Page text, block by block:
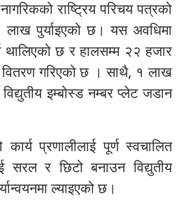
राष्ट्रिय परिचय पत्रको
पुर्याइएको छ। यस अवधिमा
थालिएको छ र हालसम्म २२ हजार
वितरण गरिएको छ । साथै, १ लाख
इम्बोस्ड नम्बर प्लेट जडान
प्रणालीलाई पूर्ण स्वचालित
सरल र छिटो बनाउन विद्युतीय
ल्याइएको छ।